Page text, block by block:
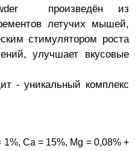
произведён из
летучих мышей,
стимулятором роста
улучшает вкусовые
- уникальный комплекс
1%, Ca = 15%, Mg = 0,08% +